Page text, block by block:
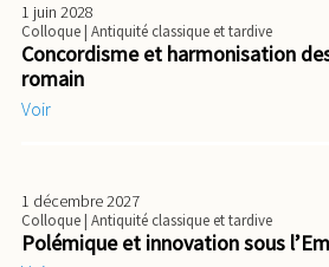
1 juin 2028
Colloque| Antiquité classique et tardive
Concordisme et harmonisation
romain
Voir
1 décembre 2027
Colloque| Antiquité classique et tardive
Polémique et innovation sous